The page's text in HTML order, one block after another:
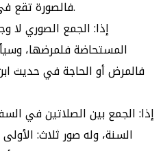
فالصورة تقع في غيرها، وأنتم لا تقولون بذلك.
إذا: الجمع الصوري لا
المستحاضة فلمرضها،
فالمرض أو الحاجة في حديث
إذا: الجمع بين الصلاتين في
السنة، وله صور ثلاث: الأولى